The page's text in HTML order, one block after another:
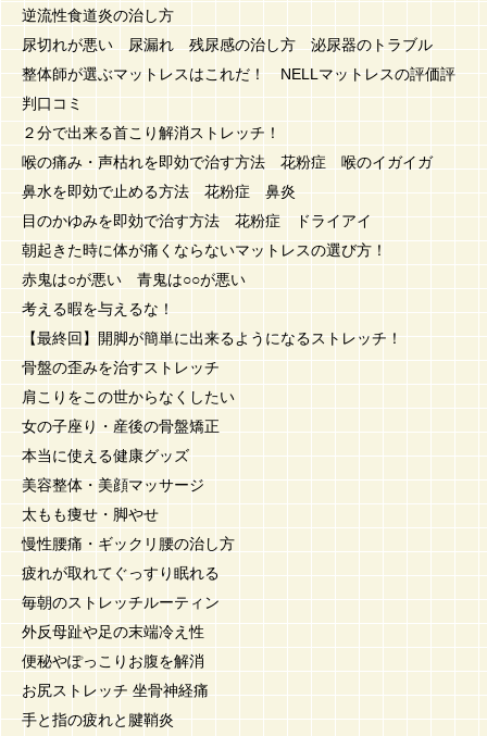
逆流性食道炎の治し方
尿切れが悪い 尿漏れ 残尿感の治し方 泌尿器のトラブル
整体師が選ぶマットレスはこれだ！ NELLマットレスの評価評
判口コミ
２分で出来る首こり解消ストレッチ！
喉の痛み・声枯れを即効で治す方法 花粉症 喉のイガイガ
鼻水を即効で止める方法 花粉症 鼻炎
目のかゆみを即効で治す方法 花粉症 ドライアイ
朝起きた時に体が痛くならないマットレスの選び方！
赤鬼は○が悪い 青鬼は○○が悪い
考える暇を与えるな！
【最終回】開脚が簡単に出来るようになるストレッチ！
骨盤の歪みを治すストレッチ
肩こりをこの世からなくしたい
女の子座り・産後の骨盤矯正
本当に使える健康グッズ
美容整体・美顔マッサージ
太もも痩せ・脚やせ
慢性腰痛・ギックリ腰の治し方
疲れが取れてぐっすり眠れる
毎朝のストレッチルーティン
外反母趾や足の末端冷え性
便秘やぽっこりお腹を解消
お尻ストレッチ 坐骨神経痛
手と指の疲れと腱鞘炎